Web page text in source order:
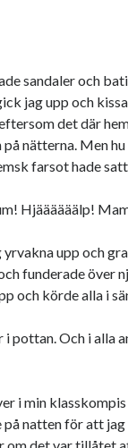
sandaler och
jag upp och
det där
nätterna. Men
farsot hade
Hjäääääälp!
yrvakna upp och
funderade över
och körde alla i
pottan. Och i alla
i min
natten för att jag